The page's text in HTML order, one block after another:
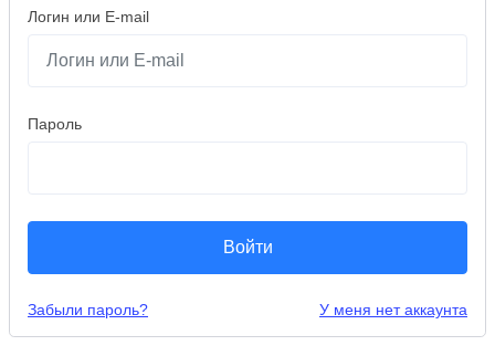
Логин или E-mail
Пароль
Войти
Забыли пароль? У меня нет аккаунта